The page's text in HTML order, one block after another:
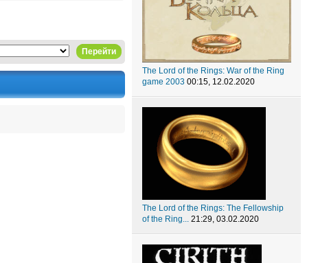
Перейти
The Lord of the Rings: War of the Ring
game 2003 00:15, 12.02.2020
The Lord of the Rings: The Fellowship
of the Ring...
21:29, 03.02.2020